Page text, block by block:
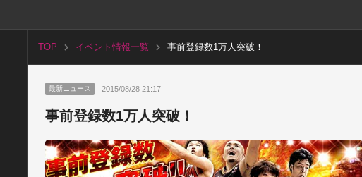
TOP イベント情報一覧 事前登録数1万人突破！
最新ニュース 2015/08/28 21:17
事前登録数1万人突破！